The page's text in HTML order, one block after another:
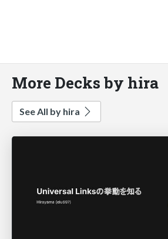
More Decks by hira
See All by hira